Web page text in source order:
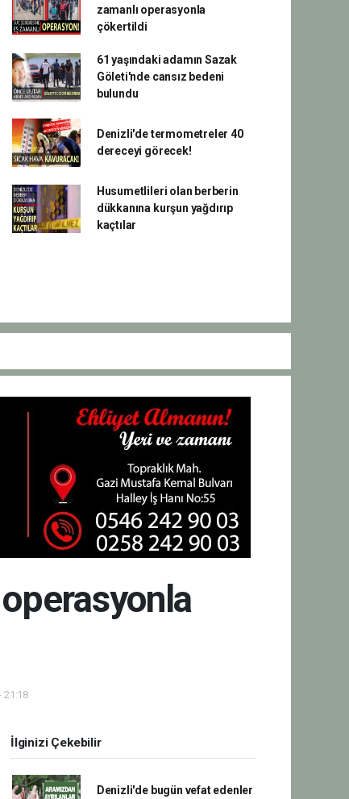
zamanlı operasyonla
çökertildi
61 yaşındaki adamın Sazak
Göleti'nde cansız bedeni
bulundu
Denizli'de termometreler 40
dereceyi görecek!
Husumetlileri olan berberin
dükkanına kurşun yağdırıp
kaçtılar
21:18
İlginizi Çekebilir
Denizli'de bugün vefat edenler